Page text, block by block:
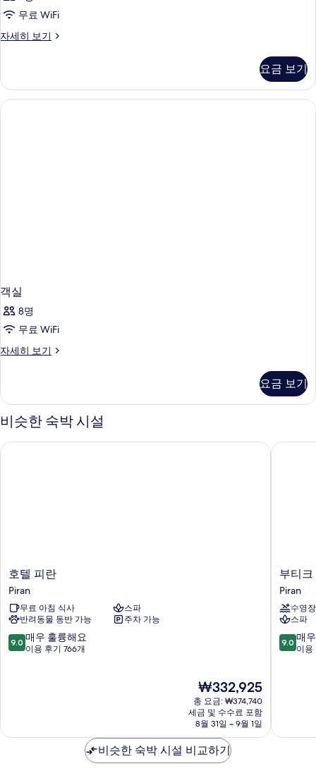
무료 WiFi
자세히 보기
객
히
보
기
요금 보기
객실
8명
무료 WiFi
자세히 보기
객
히
보
기
요금 보기
비슷한 숙박 시설
호
텔
피
란
Piran
호텔 피란
Piran
무료 아침 식사
스파
반려동물 동반 가능
주차 가능
10
점
우
9.0 매우 훌륭해요
이용 후기 766개
현
재
요
금
₩332,925
₩332,925
총 요금: ₩374,740
세금 및 수수료 포함
8월 31일 ~ 9월 1일
호텔 피란
부
티
크
호
텔
포
르
부티
Piran
수영장
스파
10
점
우
9.0 매
이용
부티크
비슷한 숙박 시설 비교하기